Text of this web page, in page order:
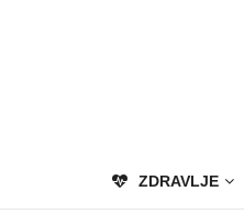
ZDRAVLJE